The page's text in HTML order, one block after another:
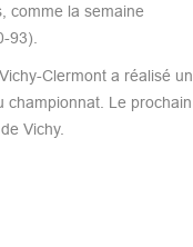
comme la semaine
93).
Clermont a réalisé un
championnat. Le prochain
Vichy.